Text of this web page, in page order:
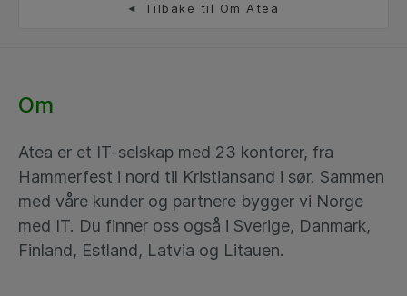
Tilbake til Om Atea
Om
Atea er et IT-selskap med 23 kontorer, fra
Hammerfest i nord til Kristiansand i sør. Sammen
med våre kunder og partnere bygger vi Norge
med IT. Du finner oss også i Sverige, Danmark,
Finland, Estland, Latvia og Litauen.